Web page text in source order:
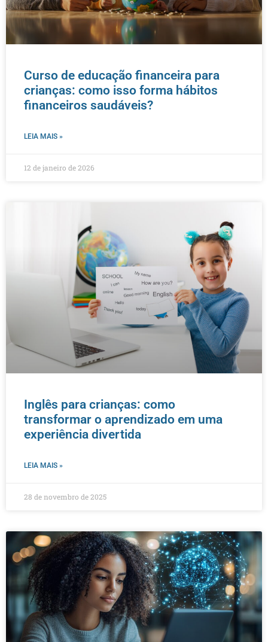
Curso de educação financeira para
crianças: como isso forma hábitos
financeiros saudáveis?
LEIA MAIS »
12 de janeiro de 2026
Inglês para crianças: como
transformar o aprendizado em uma
experiência divertida
LEIA MAIS »
28 de novembro de 2025